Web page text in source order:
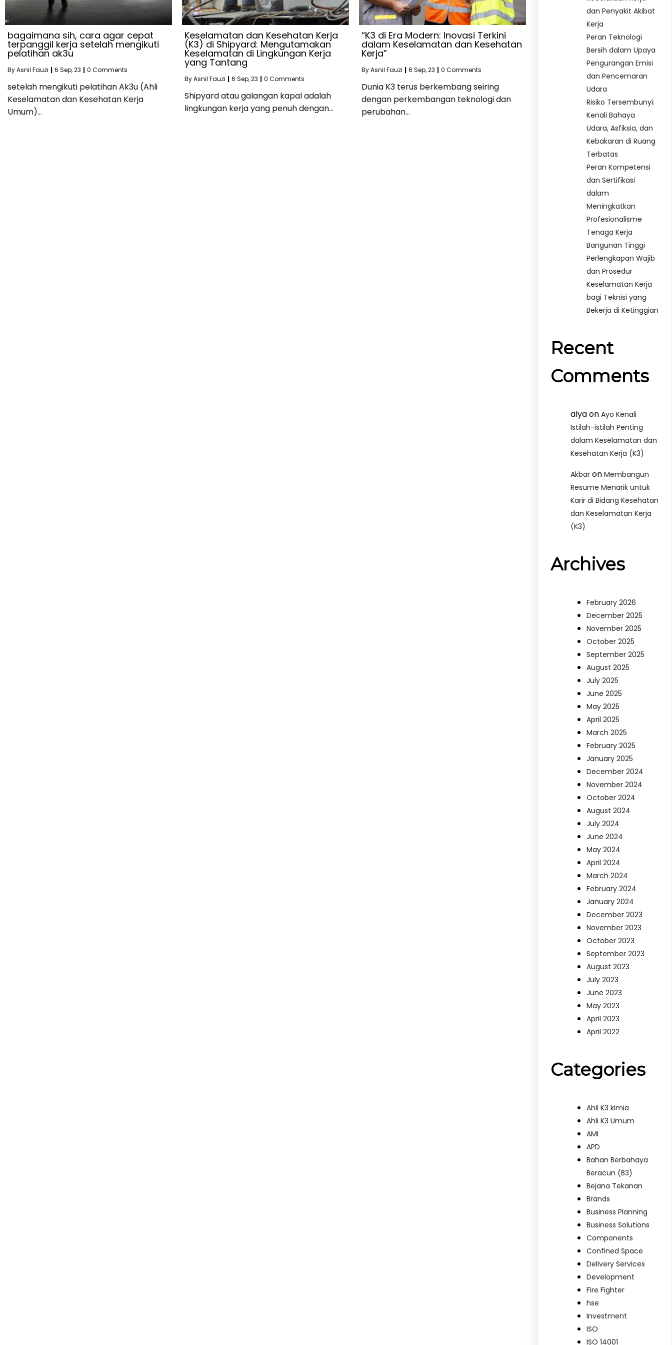
bagaimana sih, cara agar cepat
terpanggil kerja setelah mengikuti
pelatihan ak3u
ByAsnil Fauzi | 6 Sep, 23 | 0 Comments
setelah mengikuti pelatihan Ak3u (Ahli
Keselamatan dan Kesehatan Kerja
Umum)…
Keselamatan dan Kesehatan Kerja
(K3) di Shipyard: Mengutamakan
Keselamatan di Lingkungan Kerja
yang Tantang
ByAsnil Fauzi | 6 Sep, 23 | 0 Comments
Shipyard atau galangan kapal adalah
lingkungan kerja yang penuh dengan…
“K3 di Era Modern: Inovasi Terkini
dalam Keselamatan dan Kesehatan
Kerja”
ByAsnil Fauzi | 6 Sep, 23 | 0 Comments
Dunia K3 terus berkembang seiring
dengan perkembangan teknologi dan
perubahan…
dan Penyakit Akibat
Kerja
Peran Teknologi
Bersih dalam Upaya
Pengurangan Emisi
dan Pencemaran
Udara
Risiko Tersembunyi:
Kenali Bahaya
Udara, Asfiksia, dan
Kebakaran di Ruang
Terbatas
Peran Kompetensi
dan Sertifikasi
dalam
Meningkatkan
Profesionalisme
Tenaga Kerja
Bangunan Tinggi
Perlengkapan Wajib
dan Prosedur
Keselamatan Kerja
bagi Teknisi yang
Bekerja di Ketinggian
Recent
Comments
alyaonAyo Kenali
Istilah-istilah Penting
dalam Keselamatan dan
Kesehatan Kerja (K3)
Akbar onMembangun
Resume Menarik untuk
Karir di Bidang Kesehatan
dan Keselamatan Kerja
(K3)
Archives
February 2026
December 2025
November 2025
October 2025
September 2025
August 2025
July 2025
June 2025
May 2025
April 2025
March 2025
February 2025
January 2025
December 2024
November 2024
October 2024
August 2024
July 2024
June 2024
May 2024
April 2024
March 2024
February 2024
January 2024
December 2023
November 2023
October 2023
September 2023
August 2023
July 2023
June 2023
May 2023
April 2023
April 2022
Categories
Ahli K3 kimia
Ahli K3 Umum
AMI
APD
Bahan Berbahaya
Beracun (B3)
Bejana Tekanan
Brands
Business Planning
Business Solutions
Components
Confined Space
Delivery Services
Development
Fire Fighter
hse
Investment
ISO
ISO 14001